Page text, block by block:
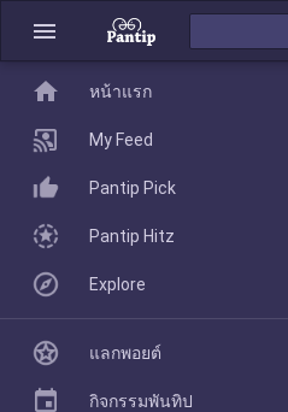
menu
home
Pantip Pick
home หน้าแรก
My Feed
Pantip Pick
Pantip Hitz
Explore
แลกพอยต์
กิจกรรมพันทิป